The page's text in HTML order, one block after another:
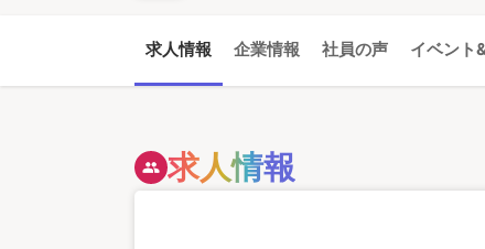
求人情報 企業情報 社員の声 イベント
people 求人情報